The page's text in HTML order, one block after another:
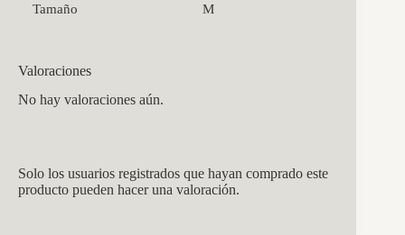
Tamaño M
Valoraciones
No hay valoraciones aún.
Solo los usuarios registrados que hayan comprado este
producto pueden hacer una valoración.